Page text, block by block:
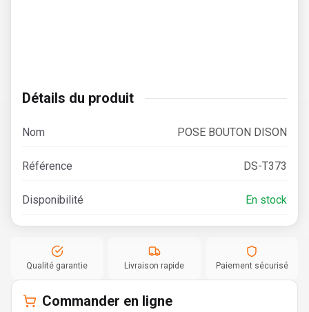
Détails du produit
Nom POSE BOUTON DISON
Référence DS-T373
Disponibilité En stock
Qualité garantie Livraison rapide Paiement sécurisé
Commander en ligne